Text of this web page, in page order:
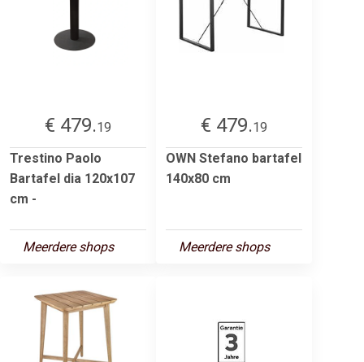
€ 479.19
Trestino Paolo
Bartafel dia 120x107
cm -
Meerdere shops
€ 479.19
OWN Stefano bartafel
140x80 cm
Meerdere shops